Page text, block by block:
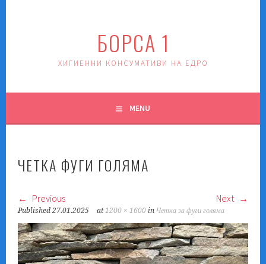
БОРСА 1
ХИГИЕННИ КОНСУМАТИВИ НА ЕДРО
MENU
ЧЕТКА ФУГИ ГОЛЯМА
Previous Next
Published27.01.2025 at1200 × 1600 in Четка за фуги голяма